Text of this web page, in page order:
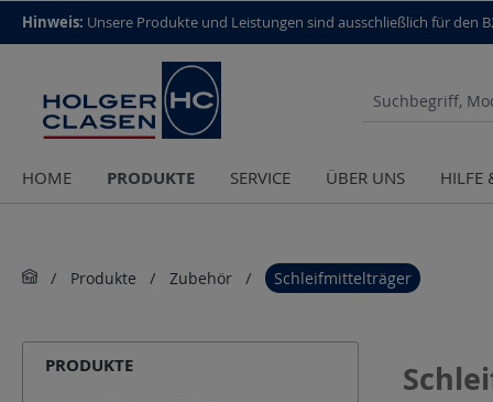
top scroll helper
Hinweis: Unsere Produkte und Leistungen sind aus­schließlich für den
HOME PRODUKTE SERVICE ÜBER UNS HILFE
Produkte Zubehör Schleifmittelträger
PRODUKTE